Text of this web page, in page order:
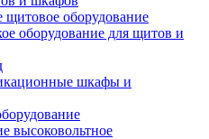
щитовое оборудование
оборудование для щитов и
шкафы и
высоковольтное